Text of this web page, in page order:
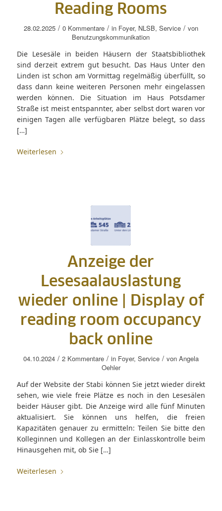
Reading Rooms
28.02.2025 / 0 Kommentare / in Foyer, NLSB, Service / von
Benutzungskommunikation
Die Lesesäle in beiden Häusern der Staatsbibliothek
sind derzeit extrem gut besucht. Das Haus Unter den
Linden ist schon am Vormittag regelmäßig überfüllt, so
dass dann keine weiteren Personen mehr eingelassen
werden können. Die Situation im Haus Potsdamer
Straße ist meist entspannter, aber selbst dort waren vor
einigen Tagen alle verfügbaren Plätze belegt, so dass
[…]
Weiterlesen
Anzeige der
Lesesaalauslastung
wieder online |
Display of
reading room occupancy
back online
04.10.2024 / 2 Kommentare / in Foyer, Service / von Angela
Oehler
Auf der Website der Stabi können Sie jetzt wieder direkt
sehen, wie viele freie Plätze es noch in den Lesesälen
beider Häuser gibt. Die Anzeige wird alle fünf Minuten
aktualisiert. Sie können uns helfen, die freien
Kapazitäten genauer zu ermitteln: Teilen Sie bitte den
Kolleginnen und Kollegen an der Einlasskontrolle beim
Hinausgehen mit, ob Sie […]
Weiterlesen